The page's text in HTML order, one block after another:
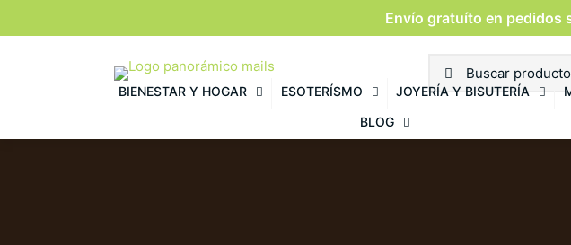
Envío gratuíto en pedidos
BIENESTAR Y HOGAR ESOTERÍSMO JOYERÍA Y BISUTERÍA
BLOG